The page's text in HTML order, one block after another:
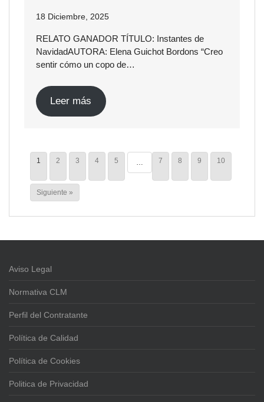
18 Diciembre, 2025
RELATO GANADOR TÍTULO: Instantes de
NavidadAUTORA: Elena Guichot Bordons “Creo
sentir cómo un copo de…
Leer más
1 2 3 4 5 7 8 9 10
Siguiente »
Aviso Legal
Normativa CLM
Perfil del Contratante
Política de Calidad
Política de Cookies
Politica de Privacidad